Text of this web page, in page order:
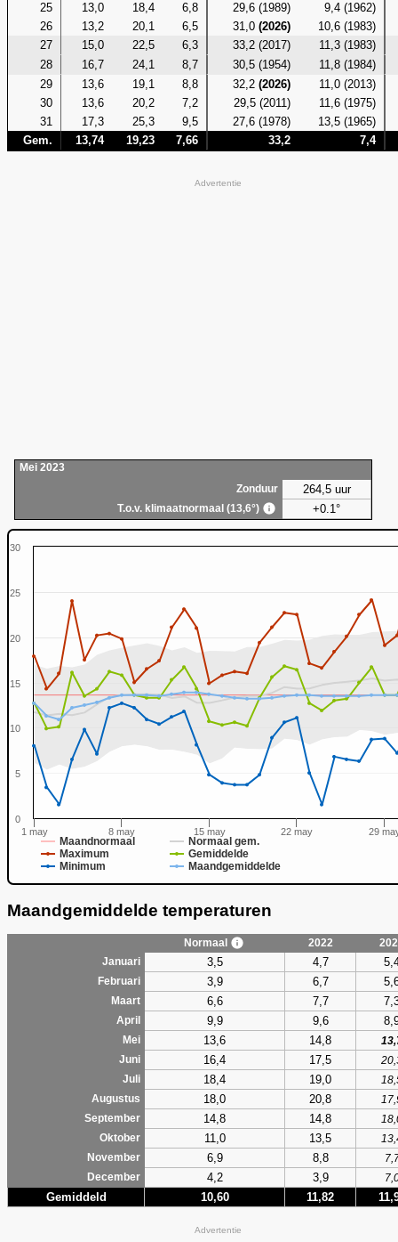
25
13,0 18,4 6,8 29,6 (1989)
9,4 (1962)
26
13,2 20,1 6,5 31,0(2026)
10,6 (1983)
27
15,0 22,5 6,3 33,2 (2017)
11,3 (1983)
28
16,7 24,1 8,7 30,5 (1954)
11,8 (1984)
29
13,6 19,1 8,8 32,2(2026)
11,0 (2013)
30
13,6 20,2 7,2 29,5 (2011)
11,6 (1975)
31
17,3 25,3 9,5 27,6 (1978)
13,5 (1965)
Gem.
13,74 19,23 7,66 33,2 7,4
Advertentie
Mei 2023
Zonduur
264,5 uur
T.o.v. klimaatnormaal (13,6°) +0.1°
Maandnormaal
Normaal gem.
Maximum
Gemiddelde
Minimum
Maandgemiddelde
1 may 8 may 15 may 22 may 29
0
5
10
15
20
25
30
Maandgemiddelde temperaturen
Normaal 2022
Januari
3,5 4,7
Februari 3,9 6,7
Maart 6,6 7,7
April 9,9 9,6
Mei 13,6 14,8
Juni
16,4 17,5
Juli
18,4 19,0
Augustus
18,0 20,8
September
14,8 14,8
Oktober
11,0 13,5
November
6,9 8,8
December
4,2 3,9
Gemiddeld 10,60 11,82
Advertentie